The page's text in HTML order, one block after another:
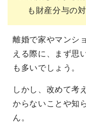
も財産分与の
離婚で家やマンシ
える際に、まず思
も多いでしょう。
しかし、改めて考
からないことや知
ん。